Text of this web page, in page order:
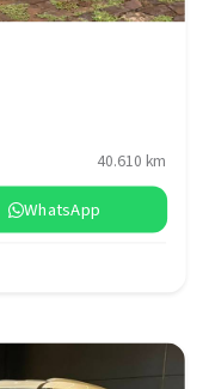
40.610 km
WhatsApp